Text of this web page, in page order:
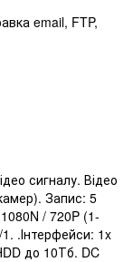
email, FTP,
сигналу. Відео
Запис: 5
/ 720P (1-
.Інтерфейси: 1x
до 10Тб. DC